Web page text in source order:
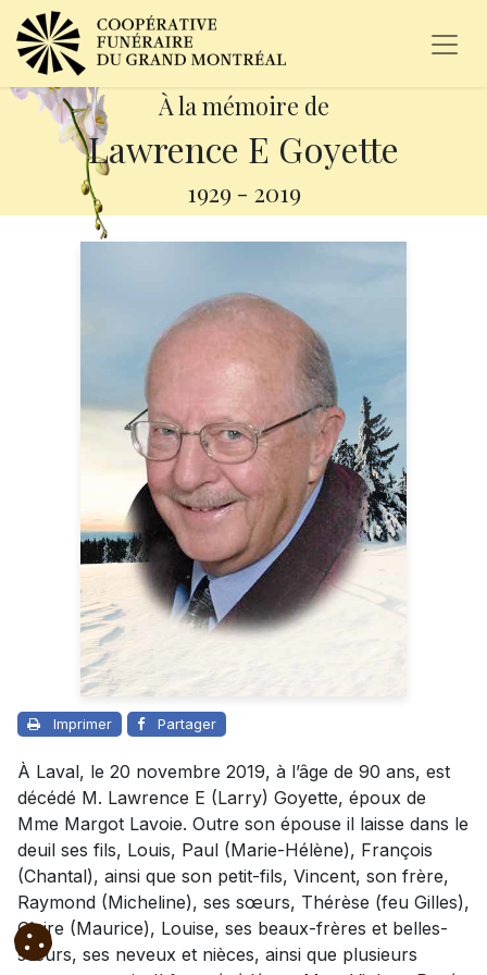
À la mémoire de
Lawrence E Goyette
1929 - 2019
Imprimer Partager
À Laval, le 20 novembre 2019, à l’âge de 90 ans, est
décédé M. Lawrence E (Larry) Goyette, époux de
Mme Margot Lavoie. Outre son épouse il laisse dans le
deuil ses fils, Louis, Paul (Marie-Hélène), François
(Chantal), ainsi que son petit-fils, Vincent, son frère,
Raymond (Micheline), ses sœurs, Thérèse (feu Gilles),
Claire (Maurice), Louise, ses beaux-frères et belles-
sœurs, ses neveux et nièces, ainsi que plusieurs